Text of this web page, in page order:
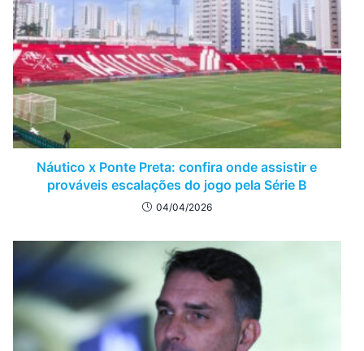
Náutico x Ponte Preta: confira onde assistir e
prováveis escalações do jogo pela Série B
04/04/2026